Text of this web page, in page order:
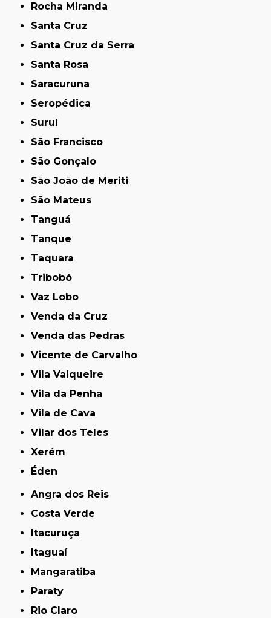
Rocha Miranda
Santa Cruz
Santa Cruz da Serra
Santa Rosa
Saracuruna
Seropédica
Suruí
São Francisco
São Gonçalo
São João de Meriti
São Mateus
Tanguá
Tanque
Taquara
Tribobó
Vaz Lobo
Venda da Cruz
Venda das Pedras
Vicente de Carvalho
Vila Valqueire
Vila da Penha
Vila de Cava
Vilar dos Teles
Xerém
Éden
Angra dos Reis
Costa Verde
Itacuruça
Itaguaí
Mangaratiba
Paraty
Rio Claro